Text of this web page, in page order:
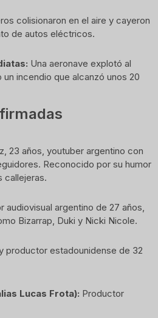
colisionaron en el aire y cayeron
de autos eléctricos.
Una aeronave explotó al
incendio que alcanzó unos 20
23 años, youtuber argentino con
Reconocido por su humor
callejeras.
audiovisual argentino de 27 años,
Bizarrap, Duki y Nicki Nicole.
productor estadounidense de 32
Lucas Frota): Productor